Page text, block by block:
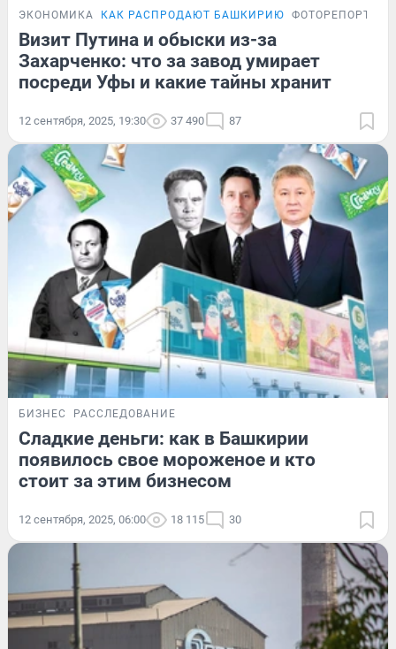
ЭКОНОМИКА КАК РАСПРОДАЮТ БАШКИРИЮ ФОТОРЕПОРТАЖ
Визит Путина и обыски из-за
Захарченко: что за завод умирает
посреди Уфы и какие тайны хранит
12 сентября, 2025, 19:30 37 490 87
БИЗНЕС РАССЛЕДОВАНИЕ
Сладкие деньги: как в Башкирии
появилось свое мороженое и кто
стоит за этим бизнесом
12 сентября, 2025, 06:00 18 115 30